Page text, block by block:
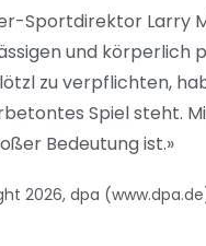
Sportdirektor Larry
und körperlich
zu verpflichten,
Spiel steht.
Bedeutung ist.»
2026, dpa